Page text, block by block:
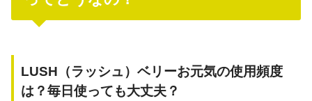
LUSH（ラッシュ）ベリーお元気の使用頻度
は？毎日使っても大丈夫？